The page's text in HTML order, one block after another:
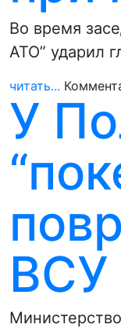
Во время
АТО” ударил
читать...
У
ВСУ